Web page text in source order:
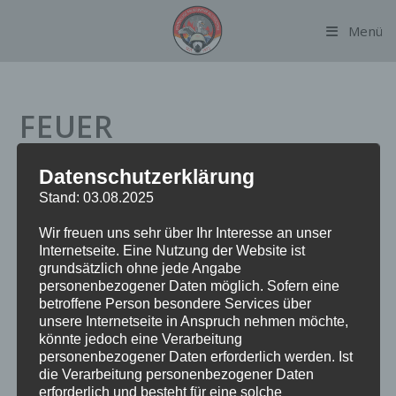
Menü
FEUER
Datum: 23. Februar 2023 um 10:15 Uhr
Einsatzart:FEU
Einsatzort:Langenhorner Chaussee (Hamburg-Langenhorn)
Fahrzeuge:FF Alsterdorf
Weitere Kräfte:BF Alsterdorf, BF Barmbek, BF
Führungsdienst, FF Fuhlsbüttel, Polizei
Einsatzbericht:
Datenschutzerklärung
Stand: 03.08.2025
Wir freuen uns sehr über Ihr Interesse an unser
Internetseite. Eine Nutzung der Website ist
grundsätzlich ohne jede Angabe
personenbezogener Daten möglich. Sofern eine
betroffene Person besondere Services über
unsere Internetseite in Anspruch nehmen möchte,
könnte jedoch eine Verarbeitung
personenbezogener Daten erforderlich werden. Ist
die Verarbeitung personenbezogener Daten
erforderlich und besteht für eine solche